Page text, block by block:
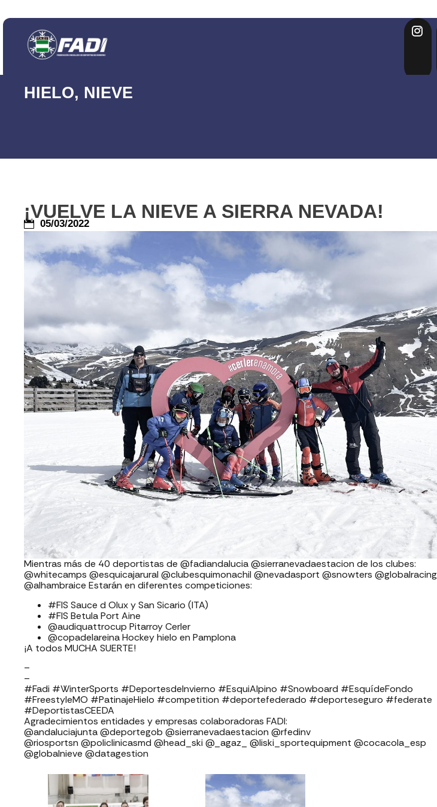
HIELO, NIEVE
¡VUELVE LA NIEVE A SIERRA NEVADA!
05/03/2022
Mientras más de 40 deportistas de @fadiandalucia @sierranevadaestacion de los clubes:
@whitecamps @esquicajarural @clubesquimonachil @nevadasport @snowters @globalracing
@alhambraice Estarán en diferentes competiciones:
#FIS Sauce d Olux y San Sicario (ITA)
#FIS Betula Port Aine
@audiquattrocup Pitarroy Cerler
@copadelareina Hockey hielo en Pamplona
¡A todos MUCHA SUERTE!
–
–
#Fadi #WinterSports #DeportesdeInvierno #EsquiAlpino #Snowboard #EsquídeFondo
#FreestyleMO #PatinajeHielo #competition #deportefederado #deporteseguro #federate
#DeportistasCEEDA
Agradecimientos entidades y empresas colaboradoras FADI: ⁣⁣⁣⁣⁣⁣⁣⁣⁣⁣⁣⁣⁣⁣⁣⁣⁣⁣
⁣⁣⁣⁣@andaluciajunta @deportegob ⁣⁣⁣@sierranevadaestacion @rfedinv ⁣⁣⁣⁣⁣⁣⁣⁣⁣⁣⁣⁣⁣⁣⁣⁣⁣
@riosportsn @policlinicasmd @head_ski @_agaz_ @liski_sportequipment @cocacola_esp
@globalnieve @datagestion